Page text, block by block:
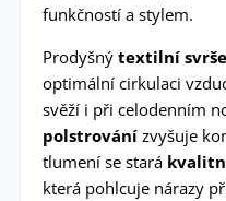
funkčností a stylem.
Prodyšný textilní
optimální cirkulaci
svěží i při celodenním
polstrovánízvyšuje
tlumení se stará kvalitní
která pohlcuje nárazy